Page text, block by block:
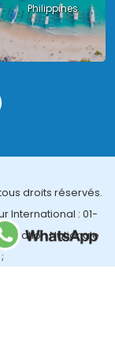
Philippines
droits réservés.
International : 01-
Nationale